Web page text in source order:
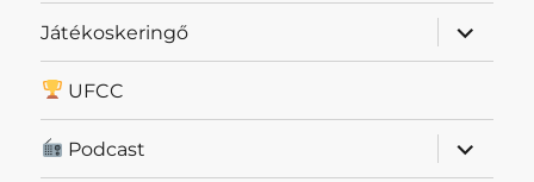
Játékoskeringő
almenü
UFCC
Podcast
almenü